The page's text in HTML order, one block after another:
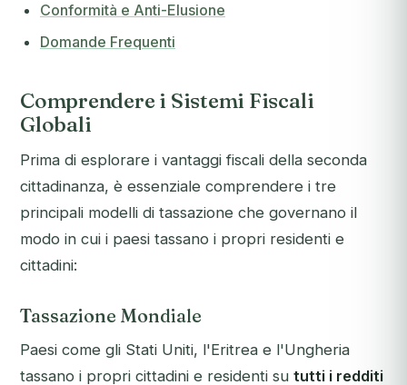
Conformità e Anti-Elusione
Domande Frequenti
Comprendere i Sistemi Fiscali
Globali
Prima di esplorare i vantaggi fiscali della seconda
cittadinanza, è essenziale comprendere i tre
principali modelli di tassazione che governano il
modo in cui i paesi tassano i propri residenti e
cittadini:
Tassazione Mondiale
Paesi come gli Stati Uniti, l'Eritrea e l'Ungheria
tassano i propri cittadini e residenti su tutti i redditi